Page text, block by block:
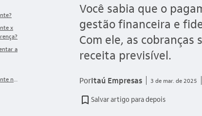
x
a
no
Você sabia que o
gestão financeira e
Com ele, as
receita previsível.
PorItaú Empresas 3 de mar. de 2025
Salvar artigo para depois